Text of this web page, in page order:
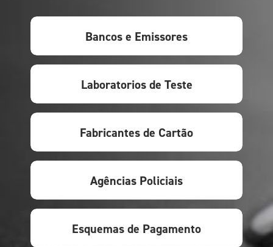
Bancos e Emissores
Laboratorios de Teste
Fabricantes de Cartão
Agências Policiais
Esquemas de Pagamento